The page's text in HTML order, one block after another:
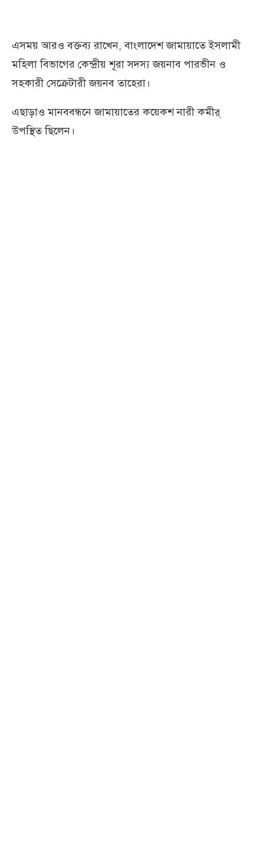
এসময় আরও বক্তব্য রাখেন, বাংলাদেশ জামায়াতে ইসলামী
মহিলা বিভাগের কেন্দ্রীয় শূরা সদস্য জয়নাব পারভীন ও
সহকারী সেক্রেটারী জয়নব তাহেরা।
এছাড়াও মানববন্ধনে জামায়াতের কয়েকশ নারী কমীর্
উপস্থিত ছিলেন।